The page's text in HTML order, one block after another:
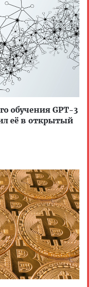
обучения GPT-3
её в открытый